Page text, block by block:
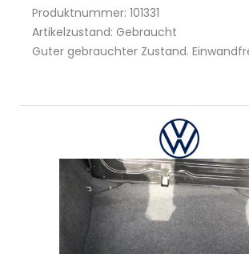
Produktnummer: 101331
Artikelzustand: Gebraucht
Guter gebrauchter Zustand.